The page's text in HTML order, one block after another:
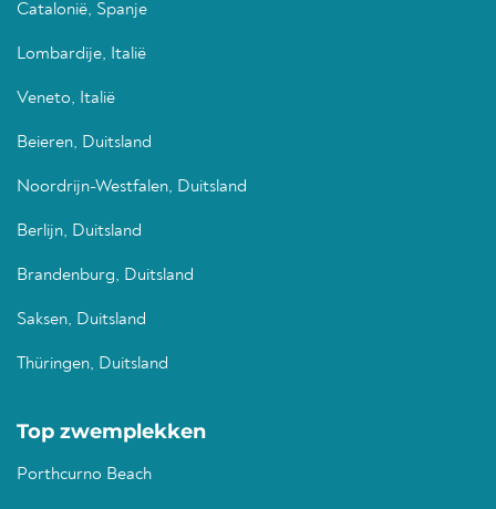
Catalonië, Spanje
Lombardije, Italië
Veneto, Italië
Beieren, Duitsland
Noordrijn-Westfalen, Duitsland
Berlijn, Duitsland
Brandenburg, Duitsland
Saksen, Duitsland
Thüringen, Duitsland
Top zwemplekken
Porthcurno Beach